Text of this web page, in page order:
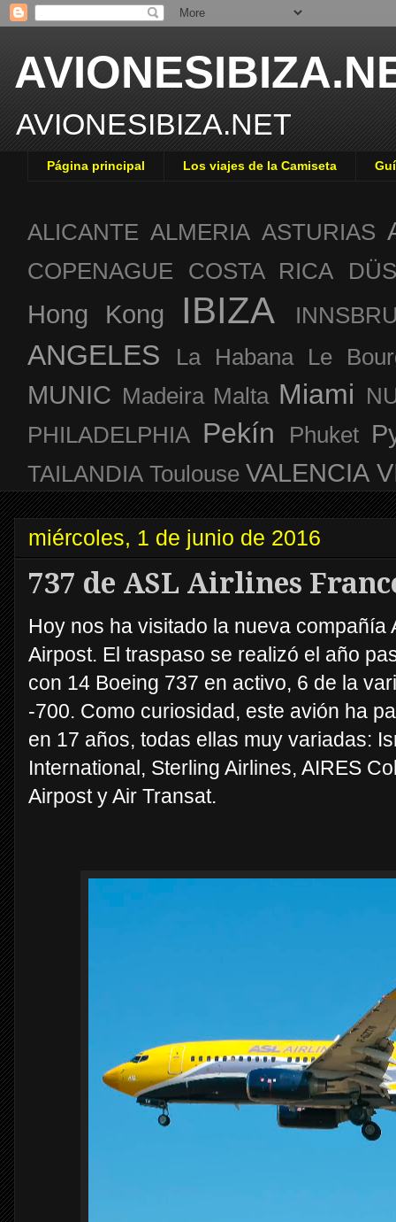
AVIONESIBIZA.NET
Página principal Los viajes de la Camiseta
ALICANTE ALMERIA ASTURIAS
COPENAGUE COSTA RICA
Hong Kong IBIZA
ANGELES La Habana Le
MUNIC Madeira Malta Miami
PHILADELPHIA Pekín Phuket
TAILANDIA Toulouse VALENCIA
miércoles, 1 de junio de 2016
737 de ASL Airlines
Hoy nos ha visitado la nueva compañía
Airpost. El traspaso se realizó el año
con 14 Boeing 737 en activo, 6 de la
-700. Como curiosidad, este avión ha
en 17 años, todas ellas muy variadas:
International, Sterling Airlines, AIRES
Airpost y Air Transat.